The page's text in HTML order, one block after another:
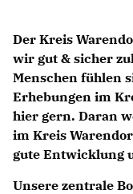
CDU
Der Kreis
wir gut & sicher
Menschen fühlen
Erhebungen im
hier gern. Daran
im Kreis
gute Entwicklung
Unsere zentrale